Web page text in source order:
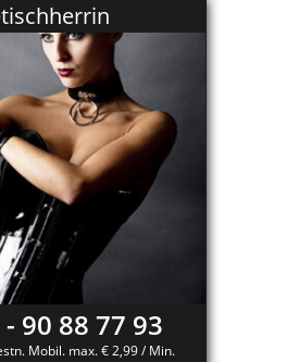
90 88 77 93
Mobil. max. € 2,99 / Min.